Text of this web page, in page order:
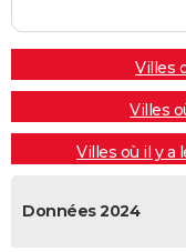
Villes
Villes
Villes où il y a
Données 2024